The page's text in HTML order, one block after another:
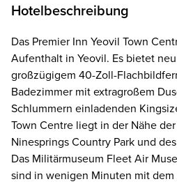
Hotelbeschreibung
Das Premier Inn Yeovil Town
Aufenthalt in Yeovil. Es bietet
großzügigem 40-Zoll-
Badezimmer mit extragroßem
Schlummern einladenden
Town Centre liegt in der Nähe
Ninesprings Country Park und
Das Militärmuseum Fleet Air
sind in wenigen Minuten mit